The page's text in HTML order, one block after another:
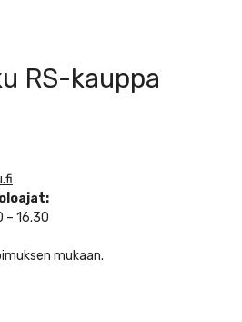
RS-kauppa
– 16.30
mukaan.